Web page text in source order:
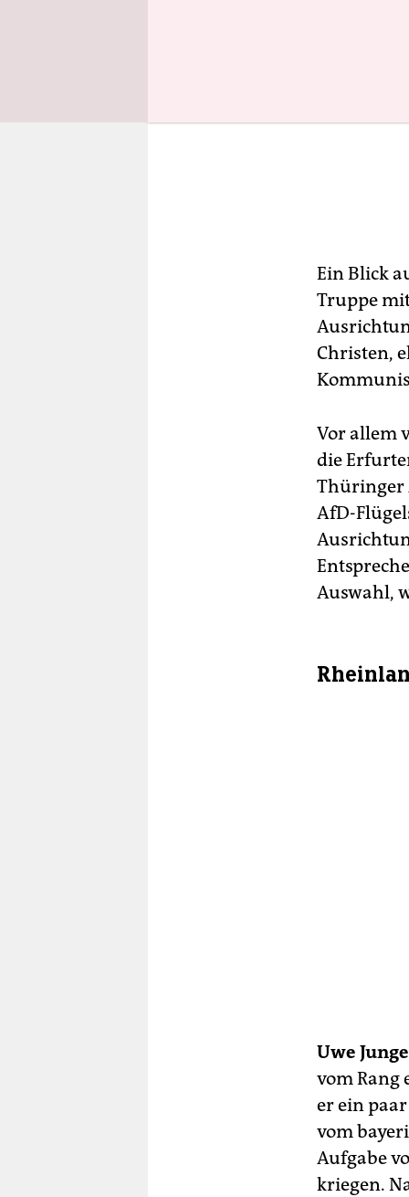
Ein Blick
Truppe
Christen,
Vor allem
die
Thüringer
AfD-
Auswahl,
Uwe
vom Rang
er ein
vom
Aufgabe
kriegen.